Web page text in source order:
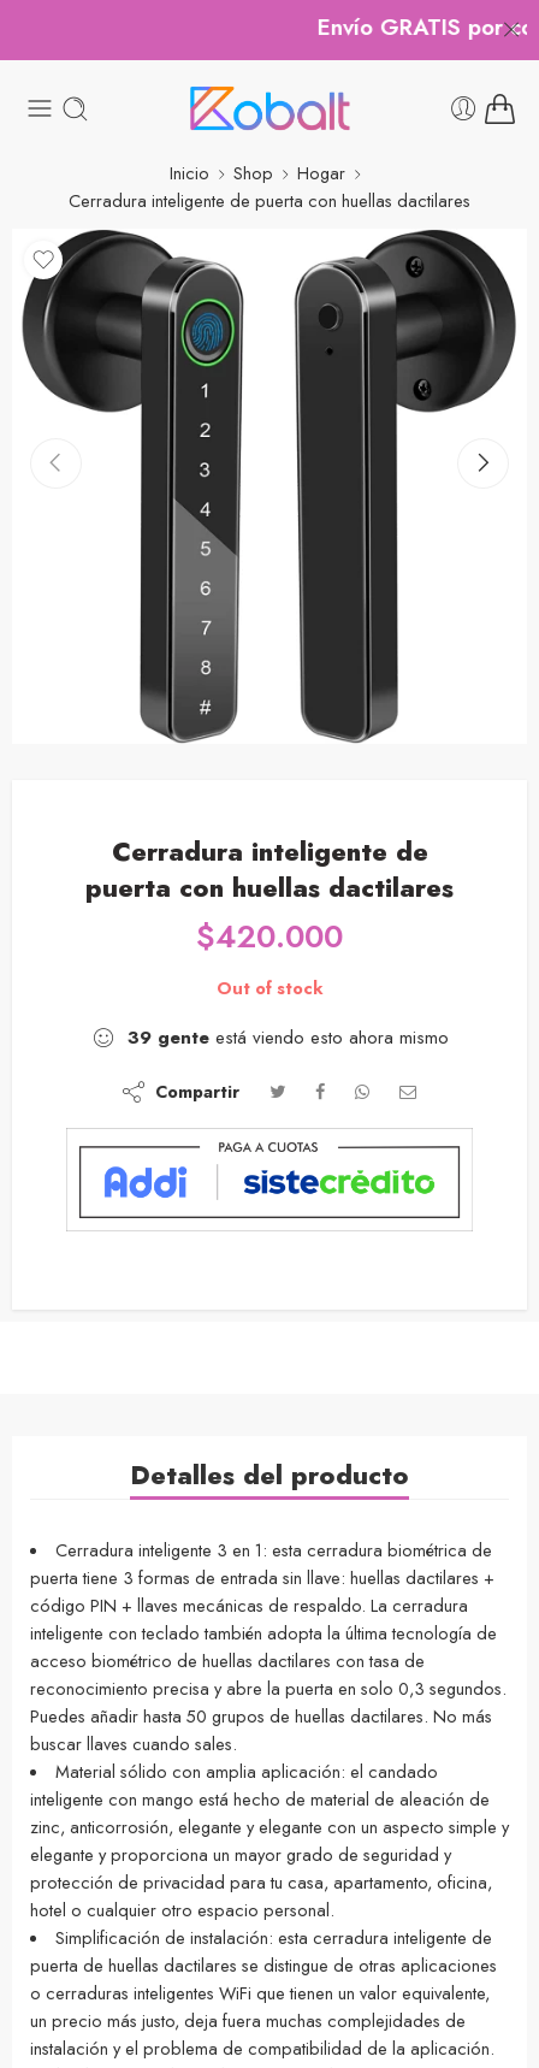
Envío GRATIS por
Inicio Shop
Hogar
Cerradura inteligente de puerta con huellas dactilares
Cerradura inteligente de
puerta con huellas dactilares
$420.000
Out of stock
39 genteestá viendo esto ahora mismo
Compartir
Detalles del producto
Cerradura inteligente 3 en 1: esta cerradura biométrica de
puerta tiene 3 formas de entrada sin llave: huellas dactilares +
código PIN + llaves mecánicas de respaldo. La cerradura
inteligente con teclado también adopta la última tecnología de
acceso biométrico de huellas dactilares con tasa de
reconocimiento precisa y abre la puerta en solo 0,3 segundos.
Puedes añadir hasta 50 grupos de huellas dactilares. No más
buscar llaves cuando sales.
Material sólido con amplia aplicación: el candado
inteligente con mango está hecho de material de aleación de
zinc, anticorrosión, elegante y elegante con un aspecto simple y
elegante y proporciona un mayor grado de seguridad y
protección de privacidad para tu casa, apartamento, oficina,
hotel o cualquier otro espacio personal.
Simplificación de instalación: esta cerradura inteligente de
puerta de huellas dactilares se distingue de otras aplicaciones
o cerraduras inteligentes WiFi que tienen un valor equivalente,
un precio más justo, deja fuera muchas complejidades de
instalación y el problema de compatibilidad de la aplicación.